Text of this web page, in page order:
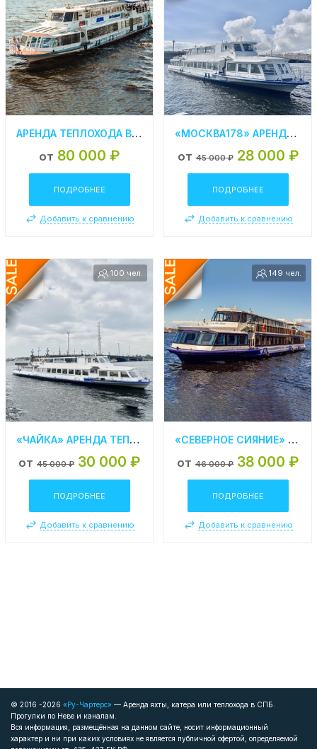
АРЕНДА ТЕПЛОХОДА В СПБ «АСТРА»
от 80 000 ₽
ПОДРОБНЕЕ
Добавить к сравнению
«МОСКВА178» АРЕНДА ТЕПЛОХОДА В СПБ
от 45 000 ₽ 28 000 ₽
ПОДРОБНЕЕ
Добавить к сравнению
100 чел.
«ЧАЙКА» АРЕНДА ТЕПЛОХОДА В СПБ
от 45 000 ₽ 30 000 ₽
ПОДРОБНЕЕ
Добавить к сравнению
149 чел.
«СЕВЕРНОЕ СИЯНИЕ» АРЕНДА ТЕПЛОХОДА В СПБ
от 46 000 ₽ 38 000 ₽
ПОДРОБНЕЕ
Добавить к сравнению
© 2016 -2026 «Ру-Чартерс» — Аренда яхты, катера или теплохода в СПБ.
Прогулки по Неве и каналам.
Вся информация, размещённая на данном сайте, носит информационный
характер и ни при каких условиях не является публичной офертой, определяемой